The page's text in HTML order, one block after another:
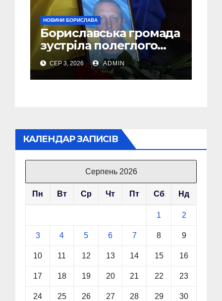
НОВИНИ БОРИСЛАВА
Бориславська громада
зустріла полеглого
Захисника Андрія
Шемеляка
СЕР 3, 2026 ADMIN
КАЛЕНДАР ЗАПИСІВ
Серпень 2026
Пн Вт Ср Чт Пт Сб Нд
1 2
3 4 5 6 7 8 9
10 11 12 13 14 15 16
17 18 19 20 21 22 23
24 25 26 27 28 29 30